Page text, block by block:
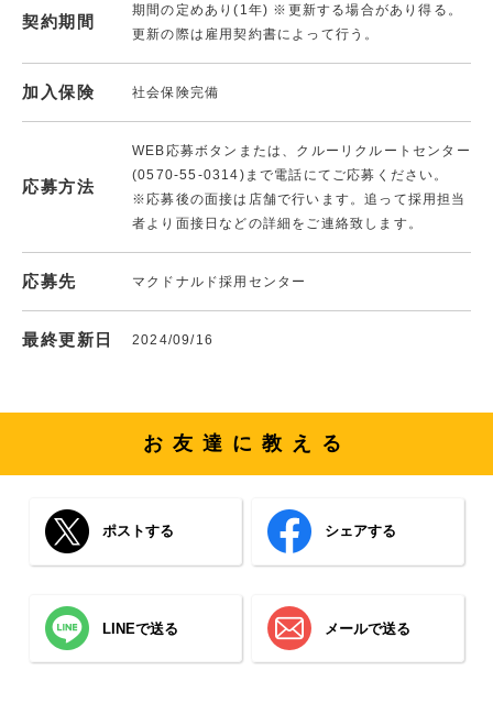
契約期間
期間の定めあり(1年) ※更新する場合があり得る。
更新の際は雇用契約書によって行う。
加入保険 社会保険完備
応募方法
WEB応募ボタンまたは、クルーリクルートセンター
(0570-55-0314)まで電話にてご応募ください。
※応募後の面接は店舗で行います。追って採用担当
者より面接日などの詳細をご連絡致します。
応募先 マクドナルド採用センター
最終更新日 2024/09/16
お友達に教える
ポストする シェアする
LINEで送る メールで送る